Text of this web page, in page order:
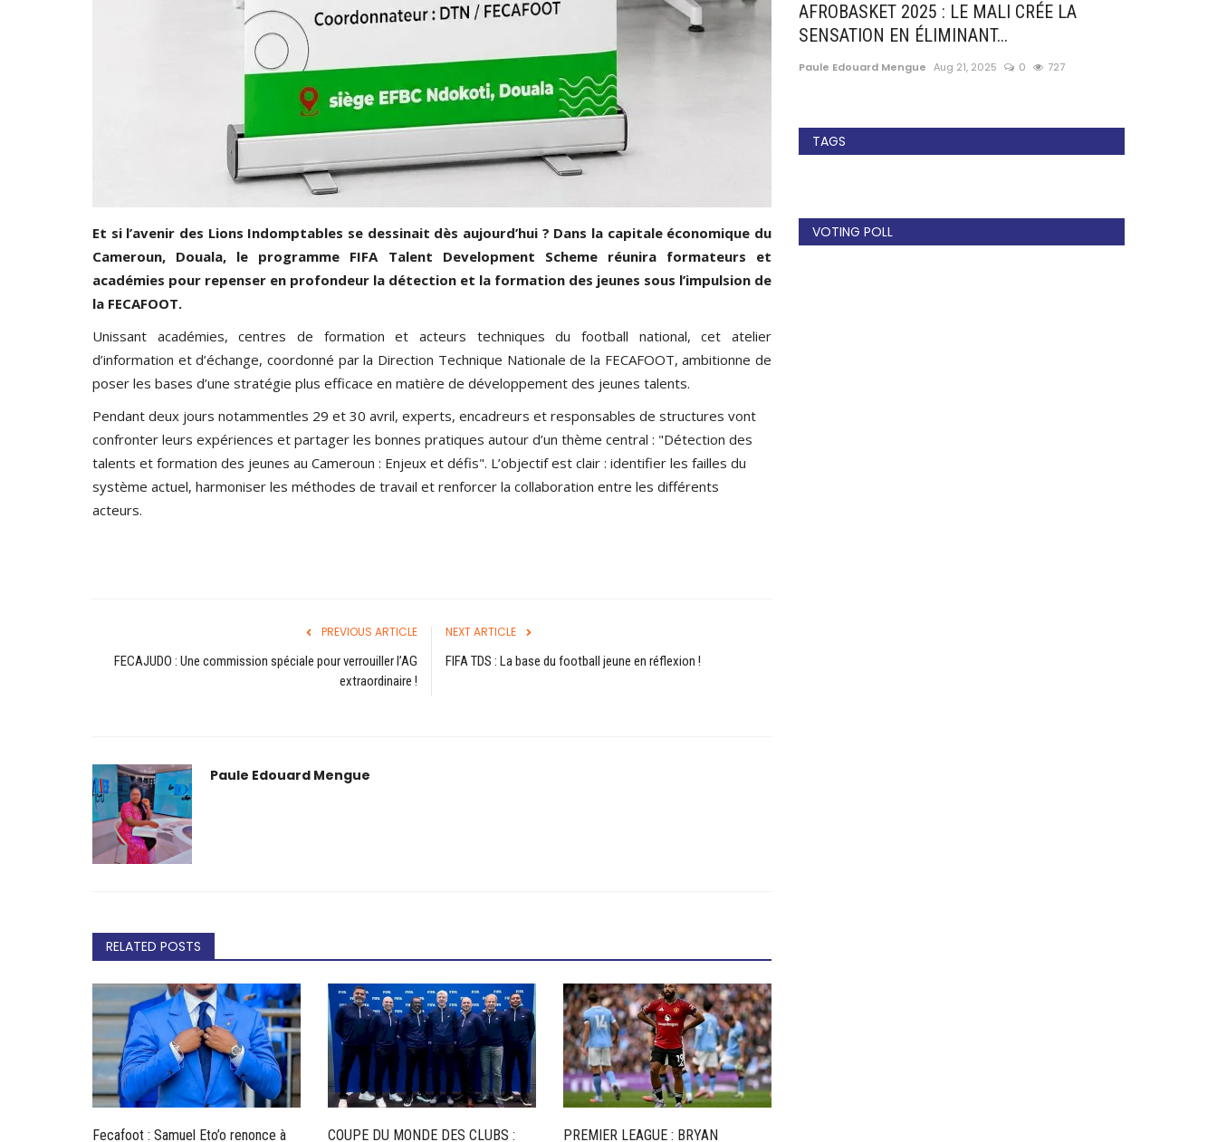
Et si l’avenir des Lions Indomptables se dessinait dès aujourd’hui ? Dans la capitale économique du
Cameroun, Douala, le programme FIFA Talent Development Scheme réunira formateurs et
académies pour repenser en profondeur la détection et la formation des jeunes sous l’impulsion de
la FECAFOOT.
Unissant académies, centres de formation et acteurs techniques du football national, cet atelier
d’information et d’échange, coordonné par la Direction Technique Nationale de la FECAFOOT, ambitionne de
poser les bases d’une stratégie plus efficace en matière de développement des jeunes talents.
Pendant deux jours notammentles 29 et 30 avril, experts, encadreurs et responsables de structures vont
confronter leurs expériences et partager les bonnes pratiques autour d’un thème central : "Détection des
talents et formation des jeunes au Cameroun : Enjeux et défis". L’objectif est clair : identifier les failles du
système actuel, harmoniser les méthodes de travail et renforcer la collaboration entre les différents
acteurs.
PREVIOUS ARTICLE
FECAJUDO : Une commission spéciale pour verrouiller l’AG
extraordinaire !
NEXT ARTICLE
FIFA TDS : La base du football jeune en réflexion !
Paule Edouard Mengue
RELATED POSTS
Fecafoot : Samuel Eto’o renonce à COUPE DU MONDE DES CLUBS : PREMIER LEAGUE : BRYAN
FÉDÉRATION BURKINABÈ DE RUGBY :
l'équipe NATIONALE EN STAGE...
Paule Edouard Mengue Dec 30, 2020 0 924
Athlétisme : Douala accueille le 2ᵉ meeting
AFROBASKET 2025 : LE MALI CRÉE LA
SENSATION EN ÉLIMINANT...
Paule Edouard Mengue Aug 21, 2025 0 727
TAGS
VOTING POLL